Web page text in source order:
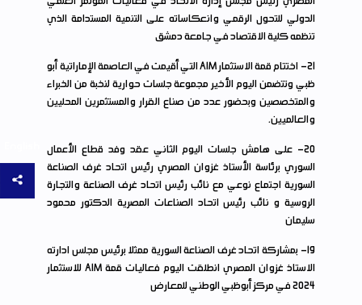
الدولي للتحول الرقمي وانعكاساته على التنمية المستدامة الذي
تنظمه كلية الاقتصاد في جامعة دمشق
21
- اختتام قمة الاستثمار AIM التي أقيمت في العاصمة الإماراتية أبو
ظبي وتتضمن اليوم الأخير مجموعة جلسات حوارية لنخبة من الخبراء
والمتخصصين وبحضور عدد من صناع القرار والمستثمرين المحليين
والعالميين.
20- على هامش جلسات اليوم الثاني عقد وفد قطاع الأعمال
السوري برئاسة الأستاذ غزوان المصري رئيس اتحاد غرف الصناعة
السورية اجتماع نوعي مع نائب رئيس اتحاد غرف الصناعة والتجارة
الروسية و نائب رئيس اتحاد الصناعات المصرية الدكتور محمود
سليمان
19- بمشاركة اتحاد غرف الصناعة السورية ممثلا برئيس مجلس ادارته
الاستاذ غزوان المصري انطلقت اليوم فعاليات قمة AIM للاستثمار
2024 في مركز أبوظبي الوطني للمعارض